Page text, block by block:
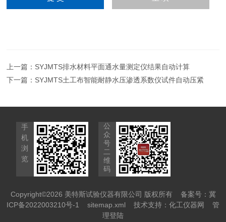
上一篇： SYJMTS排水材料平面通水量测定仪结果自动计算
下一篇： SYJMTS土工布智能耐静水压渗透系数仪试件自动压紧
手
机
浏
览
公
众
号
二
维
码
Copyright©2026 美特斯试验仪器有限公司 版权所有 备案号：冀
ICP备2022003210号-1
sitemap.xml 技术支持： 化工仪器网
管
理登陆